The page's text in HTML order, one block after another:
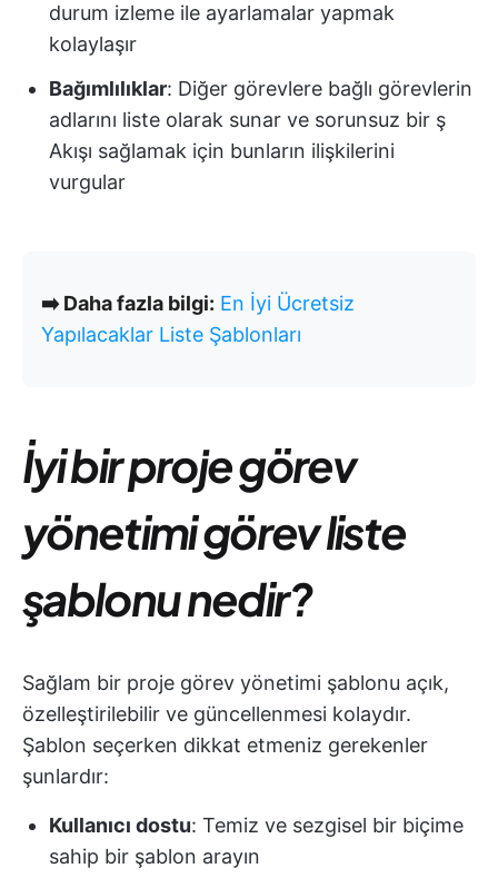
durum izleme ile ayarlamalar yapmak
kolaylaşır
Bağımlılıklar: Diğer görevlere bağlı görevlerin
adlarını liste olarak sunar ve sorunsuz bir ş
Akışı sağlamak için bunların ilişkilerini
vurgular
➡️ Daha fazla bilgi: En İyi Ücretsiz
Yapılacaklar Liste Şablonları
İyi bir proje görev
yönetimi görev liste
şablonu nedir?
Sağlam bir proje görev yönetimi şablonu açık,
özelleştirilebilir ve güncellenmesi kolaydır.
Şablon seçerken dikkat etmeniz gerekenler
şunlardır:
Kullanıcı dostu: Temiz ve sezgisel bir biçime
sahip bir şablon arayın